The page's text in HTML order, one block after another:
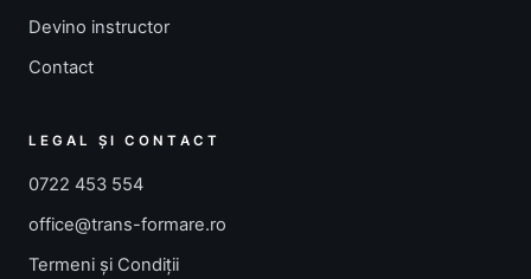
Devino instructor
Contact
LEGAL ȘI CONTACT
0722 453 554
office@trans-formare.ro
Termeni și Condiții